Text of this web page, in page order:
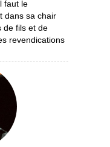
faut le
dans sa chair
de fils et de
revendications